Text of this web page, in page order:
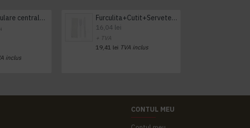
Prosop derulare centrala 1 pliu, 300 m Tork
inclus
Furculita+Cutit+Servetel 100buc/set
16,04 lei
+ TVA
19,41 lei TVA inclus
CONTUL MEU